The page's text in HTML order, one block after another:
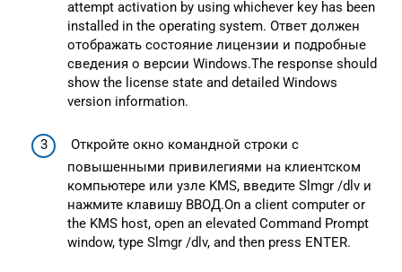
attempt activation by using whichever key has been
installed in the operating system. Ответ должен
отображать состояние лицензии и подробные
сведения о версии Windows.The response should
show the license state and detailed Windows
version information.
Откройте окно командной строки с
повышенными привилегиями на клиентском
компьютере или узле KMS, введите Slmgr /dlv и
нажмите клавишу ВВОД.On a client computer or
the KMS host, open an elevated Command Prompt
window, type Slmgr /dlv, and then press ENTER.